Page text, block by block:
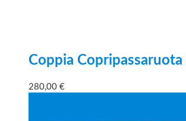
Coppia
280,00 €